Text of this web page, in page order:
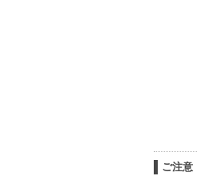
ご注意